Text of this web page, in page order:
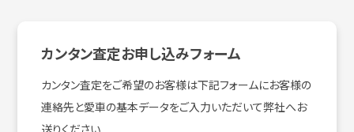
カンタン査定お申し込みフォーム
カンタン査定をご希望のお客様は下記フォームにお客様の
連絡先と愛車の基本データをご入力いただいて弊社へお